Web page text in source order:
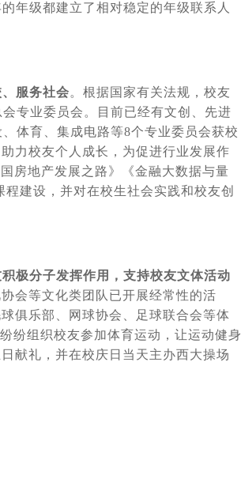
年级都建立了相对稳定的年级联系人
服务社会。根据国家有关法规，校友
专业委员会。目前已经有文创、先进
体育、集成电路等8个专业委员会获校
力校友个人成长，为促进行业发展作
房地产发展之路》《金融大数据与量
建设，并对在校生社会实践和校友创
极分子发挥作用，支持校友文体活动
会等文化类团队已开展经常性的活
俱乐部、网球协会、足球联合会等体
纷组织校友参加体育运动，让运动健身
献礼，并在校庆日当天主办西大操场